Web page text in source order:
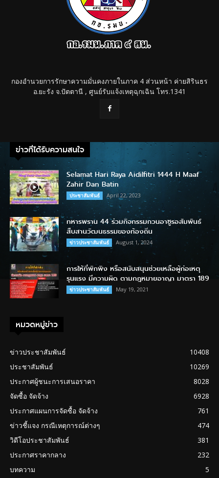
กองอำนวยการรักษาความมั่นคงภายในภาค 4 ส่วนหน้า ค่ายสิรินธร
อ.ยะรัง จ.ปัตตานี , ศูนย์รับแจ้งเหตุฉุกเฉิน โทร.1341
ข่าวที่ได้รับความสนใจ
Selamat Hari Raya Aidilfitri 1444 H Maaf
Zahir Dan Batin
ประชาสัมพันธ์ April 22, 2023
ทหารพราน 44 ร่วมกิจกรรมกวนอาซูรอสัมพันธ์
สืบสานวัฒนธรรมของท้องถิ่น
ข่าวประชาสัมพันธ์ August 1, 2024
การให้ที่พักพิง หรือสนับสนุนช่วยเหลือผู้ก่อเหตุ
รุนแรง มีความผิด ตามกฎหมายอาญา มาตรา 189
ข่าวประชาสัมพันธ์ May 19, 2021
หมวดหมู่ข่าว
ข่าวประชาสัมพันธ์
10408
ประชาสัมพันธ์
10269
ประกาศผู้ชนะการเสนอราคา
8028
จัดซื้อ จัดจ้าง
6928
ประกาศแผนการจัดซื้อ จัดจ้าง
761
ข่าวชี้แจง กรณีเหตุการณ์ต่างๆ
474
วิดีโอประชาสัมพันธ์
381
ประกาศราคากลาง
232
บทความ
5